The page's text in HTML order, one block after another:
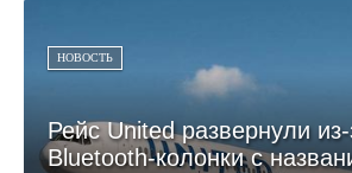
НОВОСТЬ
Рейс United развернули
Bluetooth-колонки с